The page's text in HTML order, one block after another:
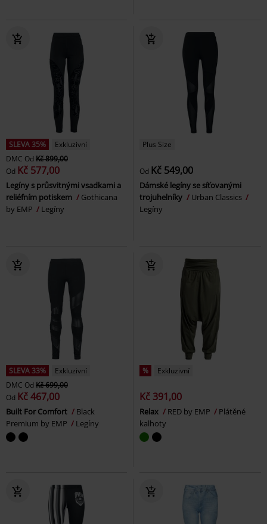
SLEVA 35%
Exkluzivní
DMC Od Kč 899,00
Od Kč 577,00
Legíny s průsvitnými vsadkami a
reliéfním potiskem
Gothicana
by EMP
Legíny
Plus Size
Od Kč 549,00
Dámské legíny se síťovanými
trojuhelníky
Urban Classics
Legíny
SLEVA 33%
Exkluzivní
DMC Od Kč 699,00
Od Kč 467,00
Built For Comfort
Black
Premium by EMP
Legíny
% Exkluzivní
Kč 391,00
Relax RED by EMP
Plátěné
kalhoty